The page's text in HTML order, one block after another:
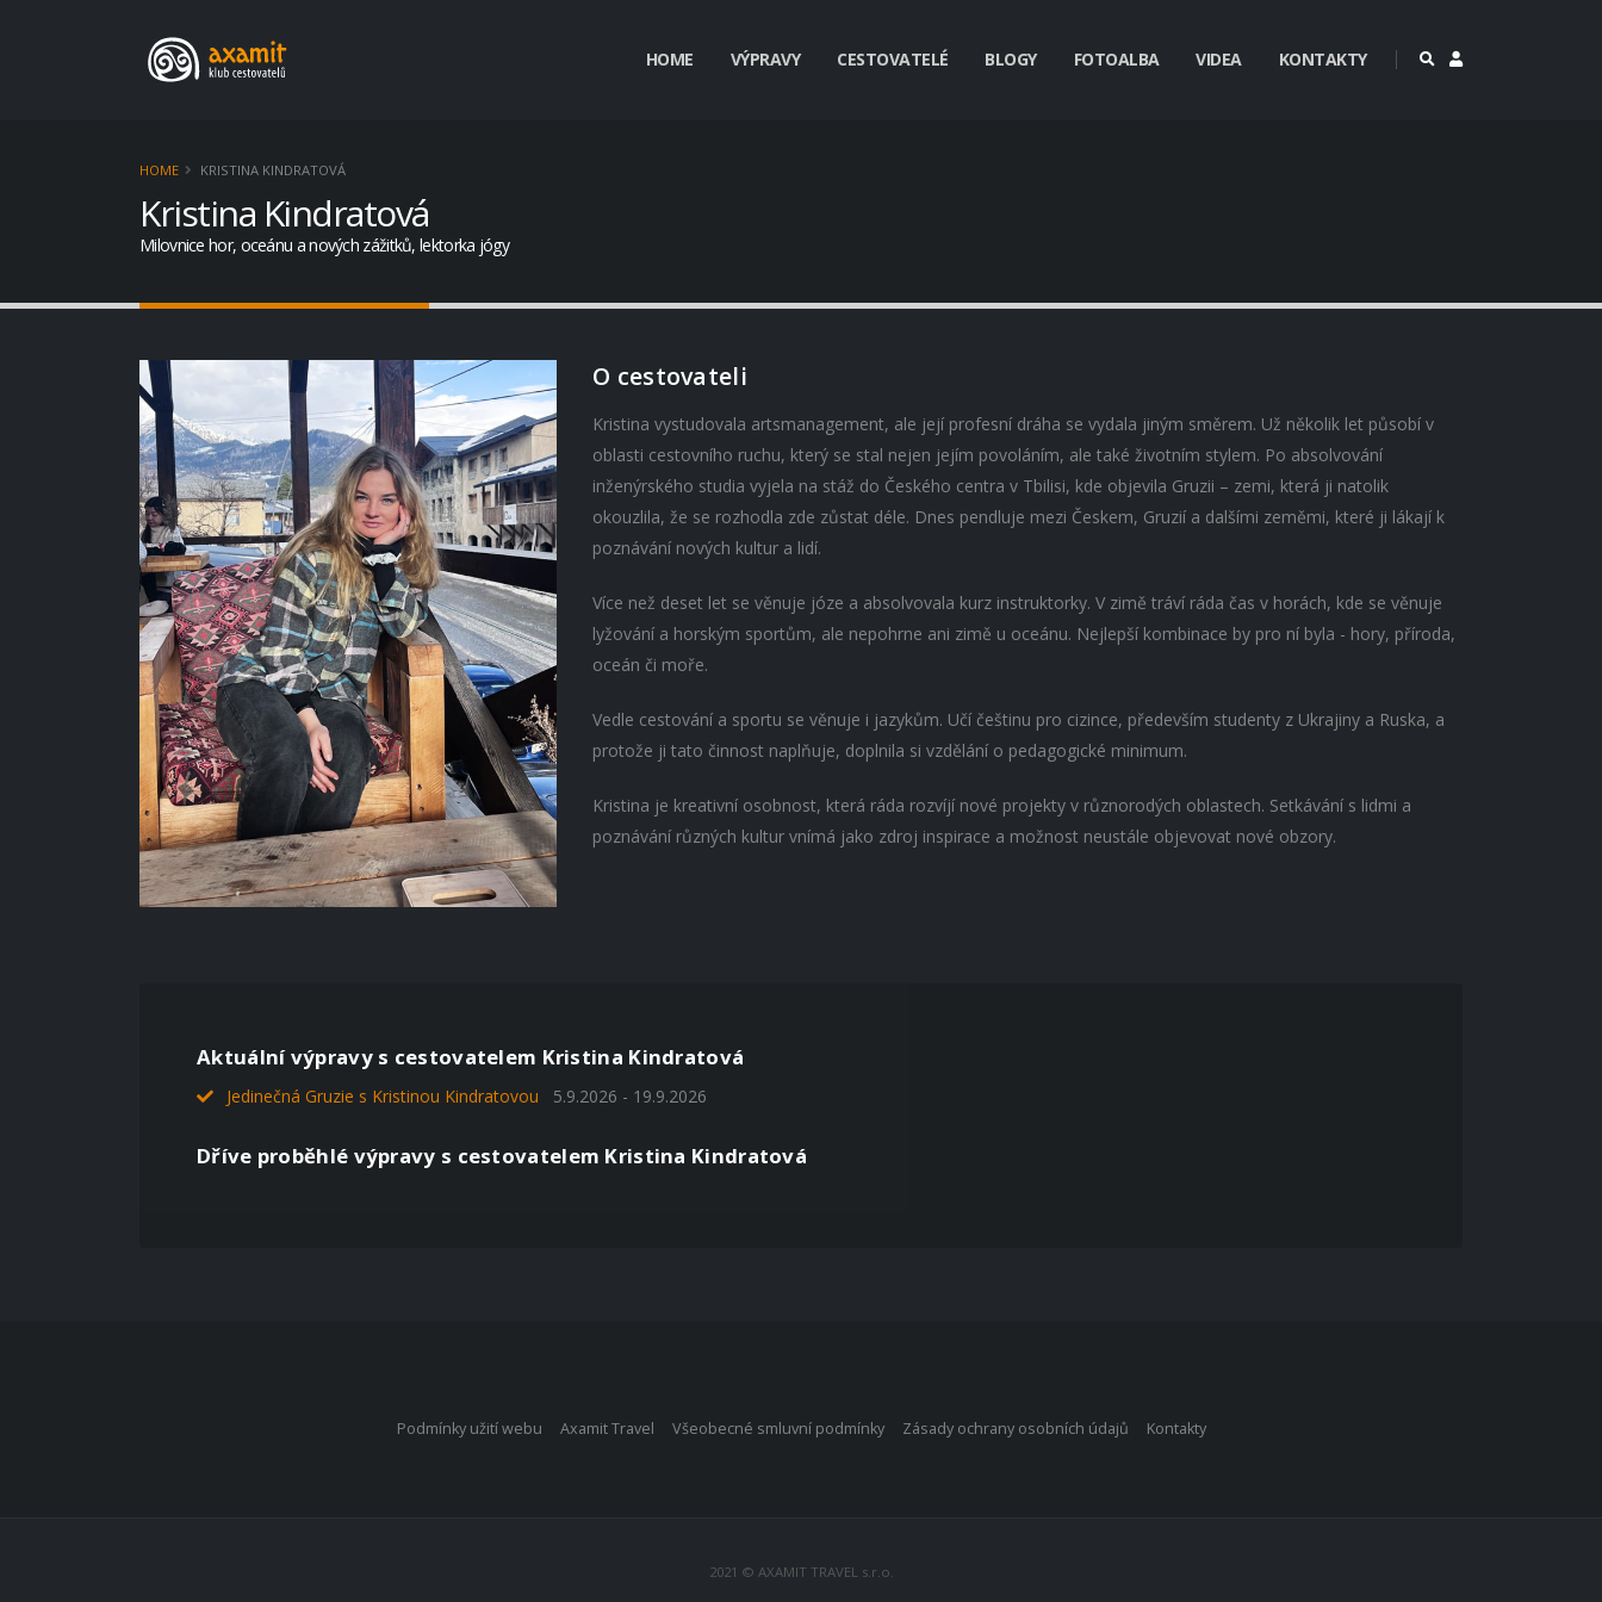
HOME VÝPRAVY CESTOVATELÉ BLOGY FOTOALBA VIDEA KONTAKTY
HOME KRISTINA KINDRATOVÁ
Kristina Kindratová
Milovnice hor, oceánu a nových zážitků, lektorka jógy
O cestovateli
Kristina vystudovala artsmanagement, ale její profesní dráha se vydala jiným směrem. Už několik let působí v
oblasti cestovního ruchu, který se stal nejen jejím povoláním, ale také životním stylem. Po absolvování
inženýrského studia vyjela na stáž do Českého centra v Tbilisi, kde objevila Gruzii – zemi, která ji natolik
okouzlila, že se rozhodla zde zůstat déle. Dnes pendluje mezi Českem, Gruzií a dalšími zeměmi, které ji lákají k
poznávání nových kultur a lidí.
Více než deset let se věnuje józe a absolvovala kurz instruktorky. V zimě tráví ráda čas v horách, kde se věnuje
lyžování a horským sportům, ale nepohrne ani zimě u oceánu. Nejlepší kombinace by pro ní byla - hory, příroda,
oceán či moře.
Vedle cestování a sportu se věnuje i jazykům. Učí češtinu pro cizince, především studenty z Ukrajiny a Ruska, a
protože ji tato činnost naplňuje, doplnila si vzdělání o pedagogické minimum.
Kristina je kreativní osobnost, která ráda rozvíjí nové projekty v různorodých oblastech. Setkávání s lidmi a
poznávání různých kultur vnímá jako zdroj inspirace a možnost neustále objevovat nové obzory.
Aktuální výpravy s cestovatelem Kristina Kindratová
Jedinečná Gruzie s Kristinou Kindratovou 5.9.2026 - 19.9.2026
Dříve proběhlé výpravy s cestovatelem Kristina Kindratová
Podmínky užití webu Axamit Travel Všeobecné smluvní podmínky Zásady ochrany osobních údajů Kontakty
2021 © AXAMIT TRAVEL s.r.o.